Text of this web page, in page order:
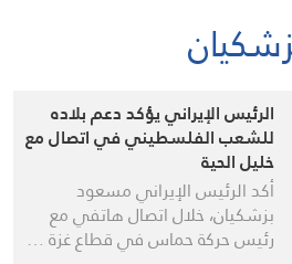
الرئيس الإيراني يؤكد دعم بلاده
للشعب الفلسطيني في اتصال مع
خليل الحية
أكد الرئيس الإيراني مسعود
بزشكيان، خلال اتصال هاتفي مع
رئيس حركة حماس في قطاع غزة …